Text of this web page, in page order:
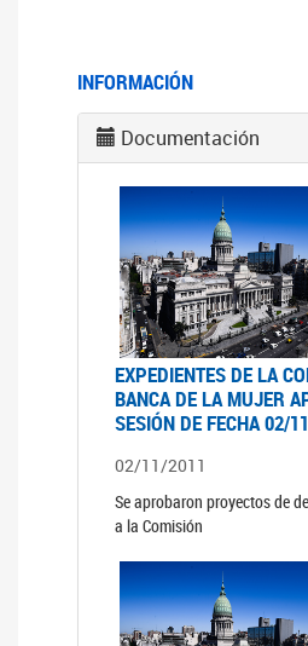
INFORMACIÓN
Documentación
EXPEDIENTES DE LA
BANCA DE LA MUJER
SESIÓN DE FECHA 02/
02/11/2011
Se aprobaron proyectos de
a la Comisión